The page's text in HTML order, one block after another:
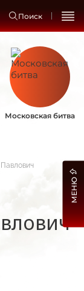
Поиск
Московская битва
МЕНЮ